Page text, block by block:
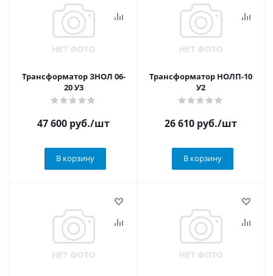
Трансформатор ЗНОЛ 06-
20 У3
47 600 руб./шт
В корзину
Трансформатор НОЛП-10
У2
26 610 руб./шт
В корзину